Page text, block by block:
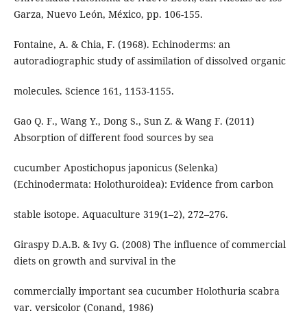
Garza, Nuevo León, México, pp. 106-155.
Fontaine, A. & Chia, F. (1968). Echinoderms: an
autoradiographic study of assimilation of dissolved organic
molecules. Science 161, 1153-1155.
Gao Q. F., Wang Y., Dong S., Sun Z. & Wang F. (2011)
Absorption of different food sources by sea
cucumber Apostichopus japonicus (Selenka)
(Echinodermata: Holothuroidea): Evidence from carbon
stable isotope. Aquaculture 319(1–2), 272–276.
Giraspy D.A.B. & Ivy G. (2008) The influence of commercial
diets on growth and survival in the
commercially important sea cucumber Holothuria scabra
var. versicolor (Conand, 1986)